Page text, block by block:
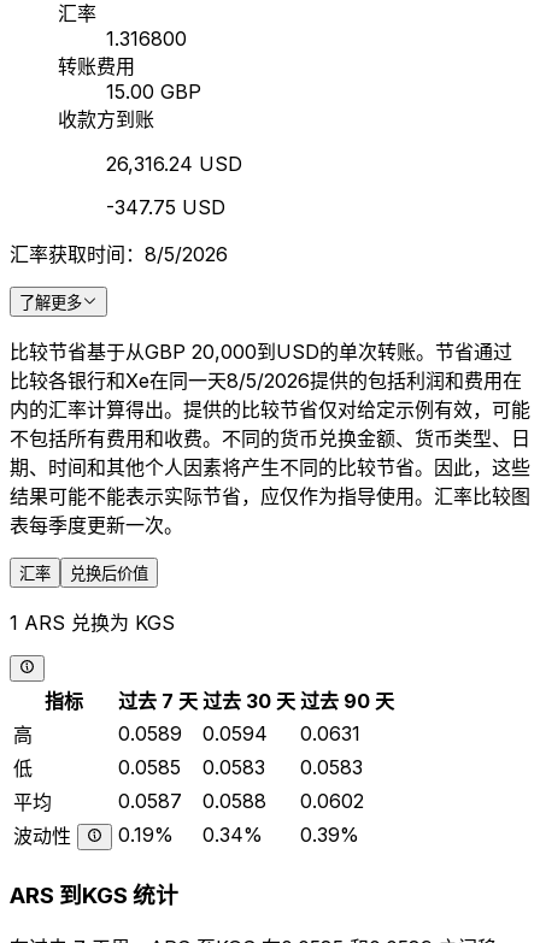
汇率
1.316800
转账费用
15.00 GBP
收款方到账
26,316.24 USD
-347.75 USD
汇率获取时间：8/5/2026
了解更多
比较节省基于从GBP 20,000到USD的单次转账。节省通过
比较各银行和Xe在同一天8/5/2026提供的包括利润和费用在
内的汇率计算得出。提供的比较节省仅对给定示例有效，可能
不包括所有费用和收费。不同的货币兑换金额、货币类型、日
期、时间和其他个人因素将产生不同的比较节省。因此，这些
结果可能不能表示实际节省，应仅作为指导使用。汇率比较图
表每季度更新一次。
汇率 兑换后价值
1 ARS 兑换为 KGS
指标 过去 7 天 过去 30 天 过去 90 天
高
0.0589 0.0594
0.0631
低
0.0585 0.0583
0.0583
平均
0.0587 0.0588
0.0602
波动性
0.19% 0.34% 0.39%
ARS 到KGS 统计